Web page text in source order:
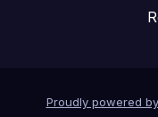
Proudly powered